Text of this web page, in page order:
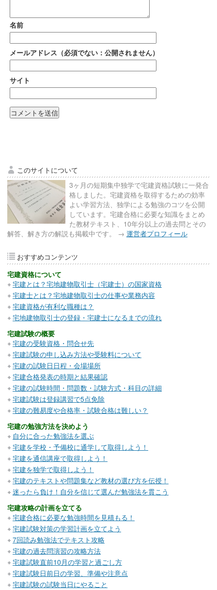
名前
メールアドレス（必須でない：公開されません）
サイト
このサイトについて
3ヶ月の短期集中独学で宅建資格試験に一発合
格しました。宅建資格を取得するための効率
よい学習方法、独学による勉強のコツを公開
しています。宅建合格に必要な知識をまとめ
た教材テキスト、10年分以上の過去問とその
解答、解き方の解説も掲載中です。 → 運営者プロフィール
おすすめコンテンツ
宅建資格について
宅建とは？宅地建物取引士（宅建士）の国家資格
宅建士とは？宅地建物取引士の仕事や業務内容
宅建資格が有利な職種は？
宅地建物取引士の登録・宅建士になるまでの流れ
宅建試験の概要
宅建の受験資格・問合せ先
宅建試験の申し込み方法や受験料について
宅建の試験日日程・会場場所
宅建合格発表の時期と結果確認
宅建の試験時間・問題数・試験方式・科目の詳細
宅建試験は登録講習で5点免除
宅建の難易度や合格率・試験合格は難しい？
宅建の勉強方法を決めよう
自分に合った勉強法を選ぶ
宅建を学校・予備校に通学して取得しよう！
宅建を通信講座で取得しよう！
宅建を独学で取得しよう！
宅建のテキストや問題集など教材の選び方を伝授！
迷ったら負け！自分を信じて選んだ勉強法を貫こう
宅建攻略の計画を立てる
宅建合格に必要な勉強時間を見積もる！
宅建試験対策の学習計画を立てよう
7回読み勉強法でテキスト攻略
宅建の過去問演習の攻略方法
宅建試験直前10月の学習と過ごし方
宅建試験日前日の学習、準備や注意点
宅建試験の試験当日にやること